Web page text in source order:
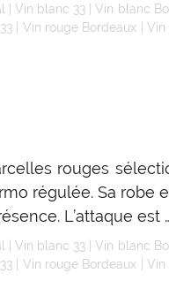
Vin blanc 33 |Vin blanc
| Vin rouge Bordeaux |Vin
rouges
régulée. Sa robe
L’attaque est
Vin blanc 33 |Vin blanc
| Vin rouge Bordeaux |Vin